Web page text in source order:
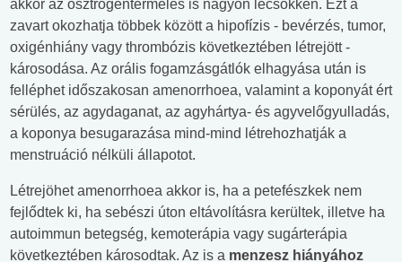
akkor az ösztrogéntermelés is nagyon lecsökken. Ezt a
zavart okozhatja többek között a hipofízis - bevérzés, tumor,
oxigénhiány vagy thrombózis következtében létrejött -
károsodása. Az orális fogamzásgátlók elhagyása után is
felléphet időszakosan amenorrhoea, valamint a koponyát ért
sérülés, az agydaganat, az agyhártya- és agyvelőgyulladás,
a koponya besugarazása mind-mind létrehozhatják a
menstruáció nélküli állapotot.
Létrejöhet amenorrhoea akkor is, ha a petefészkek nem
fejlődtek ki, ha sebészi úton eltávolításra kerültek, illetve ha
autoimmun betegség, kemoterápia vagy sugárterápia
következtében károsodtak. Az is a menzesz hiányához